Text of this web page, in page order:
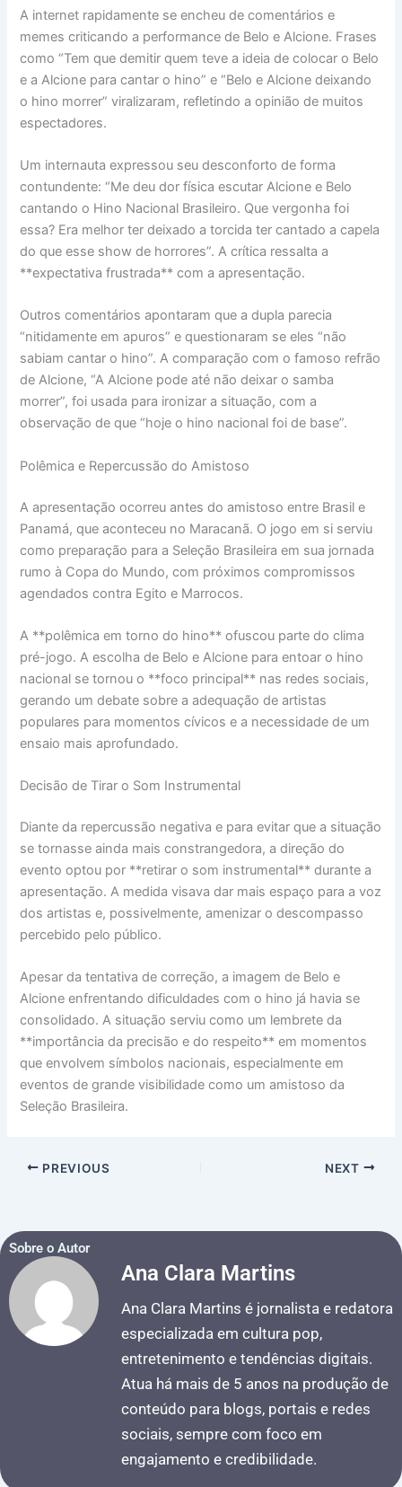
A internet rapidamente se encheu de comentários e
memes criticando a performance de Belo e Alcione. Frases
como “Tem que demitir quem teve a ideia de colocar o Belo
e a Alcione para cantar o hino” e “Belo e Alcione deixando
o hino morrer” viralizaram, refletindo a opinião de muitos
espectadores.
Um internauta expressou seu desconforto de forma
contundente: “Me deu dor física escutar Alcione e Belo
cantando o Hino Nacional Brasileiro. Que vergonha foi
essa? Era melhor ter deixado a torcida ter cantado a capela
do que esse show de horrores”. A crítica ressalta a
**expectativa frustrada** com a apresentação.
Outros comentários apontaram que a dupla parecia
“nitidamente em apuros” e questionaram se eles “não
sabiam cantar o hino”. A comparação com o famoso refrão
de Alcione, “A Alcione pode até não deixar o samba
morrer”, foi usada para ironizar a situação, com a
observação de que “hoje o hino nacional foi de base”.
Polêmica e Repercussão do Amistoso
A apresentação ocorreu antes do amistoso entre Brasil e
Panamá, que aconteceu no Maracanã. O jogo em si serviu
como preparação para a Seleção Brasileira em sua jornada
rumo à Copa do Mundo, com próximos compromissos
agendados contra Egito e Marrocos.
A **polêmica em torno do hino** ofuscou parte do clima
pré-jogo. A escolha de Belo e Alcione para entoar o hino
nacional se tornou o **foco principal** nas redes sociais,
gerando um debate sobre a adequação de artistas
populares para momentos cívicos e a necessidade de um
ensaio mais aprofundado.
Decisão de Tirar o Som Instrumental
Diante da repercussão negativa e para evitar que a situação
se tornasse ainda mais constrangedora, a direção do
evento optou por **retirar o som instrumental** durante a
apresentação. A medida visava dar mais espaço para a voz
dos artistas e, possivelmente, amenizar o descompasso
percebido pelo público.
Apesar da tentativa de correção, a imagem de Belo e
Alcione enfrentando dificuldades com o hino já havia se
consolidado. A situação serviu como um lembrete da
**importância da precisão e do respeito** em momentos
que envolvem símbolos nacionais, especialmente em
eventos de grande visibilidade como um amistoso da
Seleção Brasileira.
PREVIOUS NEXT
Sobre o Autor
Ana Clara Martins
Ana Clara Martins é jornalista e redatora
especializada em cultura pop,
entretenimento e tendências digitais.
Atua há mais de 5 anos na produção de
conteúdo para blogs, portais e redes
sociais, sempre com foco em
engajamento e credibilidade.